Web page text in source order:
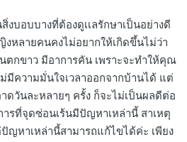
บอบบางที่ต้องดูเเลรักษาเป็นอย่างดี
หลายคนคงไม่อยากให้เกิดขึ้นไม่ว่า
ตกขาว มีอาการคัน เพราะจะทำให้คุณ
มีความมั่นใจเวลาออกจากบ้านได้ แต่
ดวันละหลายๆ ครั้ง ก็จะไม่เป็นผลดีต่อ
รที่จุดซ่อนเร้นมีปัญหาเหล่านี้ สาเหตุ
ญหาเหล่านี้สามารถแก้ไขได้ค่ะ เพียง